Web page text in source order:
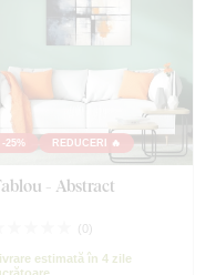
-25% REDUCERI 🔥
- Abstract
( 0)
estimată în 4 zile